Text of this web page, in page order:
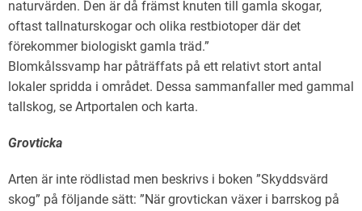
naturvärden. Den är då främst knuten till gamla skogar,
oftast tallnaturskogar och olika restbiotoper där det
förekommer biologiskt gamla träd.”
Blomkålssvamp har påträffats på ett relativt stort antal
lokaler spridda i området. Dessa sammanfaller med gammal
tallskog, se Artportalen och karta.
Grovticka
Arten är inte rödlistad men beskrivs i boken ”Skyddsvärd
skog” på följande sätt: ”När grovtickan växer i barrskog på